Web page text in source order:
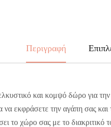
Περιγραφή
και κομψό δώρο για
να εκφράσετε την αγάπη σας
το χώρο σας με το διακριτικό